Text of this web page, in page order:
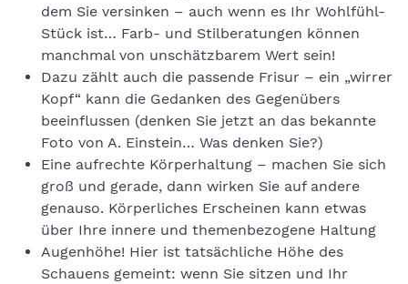
dem Sie versinken – auch wenn es Ihr Wohlfühl-
Stück ist… Farb- und Stilberatungen können
manchmal von unschätzbarem Wert sein!
Dazu zählt auch die passende Frisur – ein „wirrer
Kopf“ kann die Gedanken des Gegenübers
beeinflussen (denken Sie jetzt an das bekannte
Foto von A. Einstein… Was denken Sie?)
Eine aufrechte Körperhaltung – machen Sie sich
groß und gerade, dann wirken Sie auf andere
genauso. Körperliches Erscheinen kann etwas
über Ihre innere und themenbezogene Haltung
Augenhöhe! Hier ist tatsächliche Höhe des
Schauens gemeint: wenn Sie sitzen und Ihr